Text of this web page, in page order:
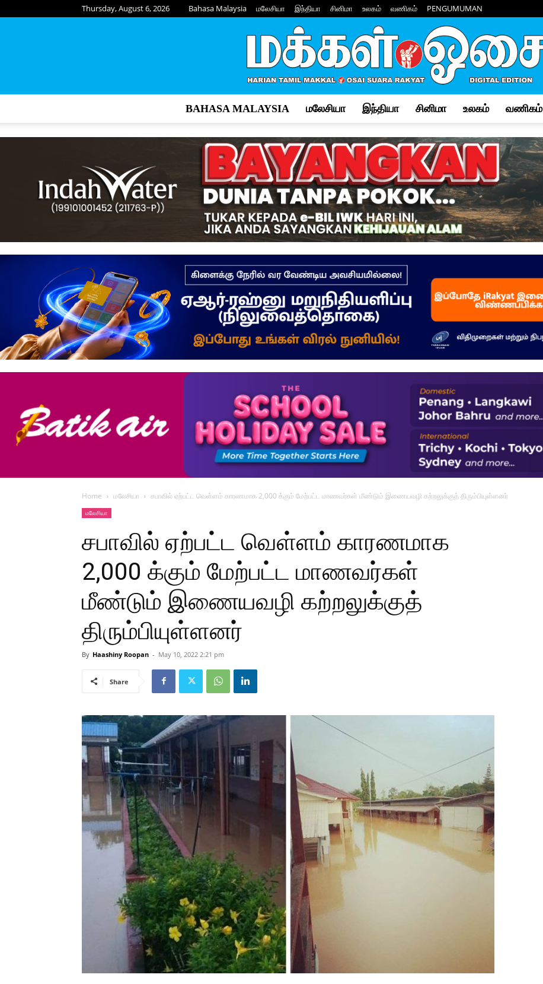
Thursday, August 6, 2026 Bahasa Malaysia மலேசியா இந்தியா சினிமா உலகம் வணிகம் PENGUMUMAN
Osai
–
மக்கள்
BAHASA MALAYSIA மலேசியா இந்தியா சினிமா உலகம் வணிகம்
Home மலேசியா சபாவில் ஏற்பட்ட வெள்ளம் காரணமாக 2,000 க்கும் மேற்பட்ட மாணவர்கள் மீண்டும் இணையவழி கற்றலுக்குத் திரும்பியுள்ளனர்
மலேசியா
சபாவில் ஏற்பட்ட வெள்ளம் காரணமாக
2,000 க்கும் மேற்பட்ட மாணவர்கள்
மீண்டும் இணையவழி கற்றலுக்குத்
திரும்பியுள்ளனர்
By Haashiny Roopan - May 10, 2022 2:21 pm
Share